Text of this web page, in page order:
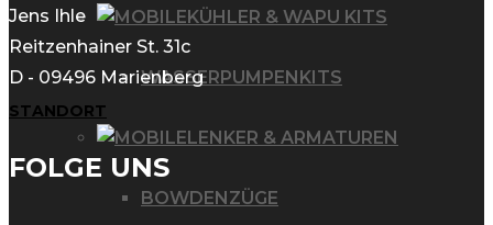
KÜHLER & WAPU KITS
WASSERPUMPENKITS
LENKER & ARMATUREN
BOWDENZÜGE
Jens Ihle
Reitzenhainer St. 31c
D - 09496 Marienberg
STANDORT
FOLGE UNS